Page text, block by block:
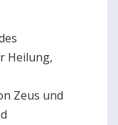
Heilung,
Zeus und